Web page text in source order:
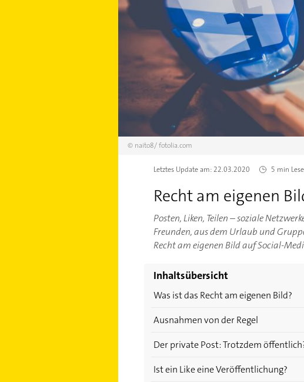
© naito8/fotolia.com
Letztes Update am:22.03.2020 5 min
Recht am eigenen
Posten, Liken, Teilen – soziale
Freunden, aus dem Urlaub und
Recht am eigenen Bild auf Social-
Inhaltsübersicht
Was ist das Recht am eigenen Bild?
Ausnahmen von der Regel
Der private Post: Trotzdem
Ist ein Like eine Veröffentlichung?